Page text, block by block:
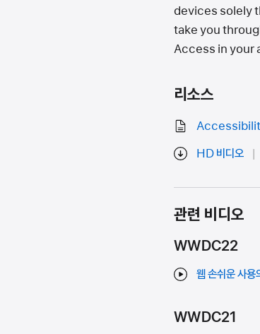
devices solely
take you
Access in your
리소스
HD 비디오
관련 비디오
WWDC22
웹 손쉬운 사용
WWDC21